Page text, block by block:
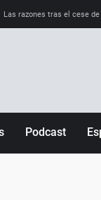
Las razones tras el cese
Podcast